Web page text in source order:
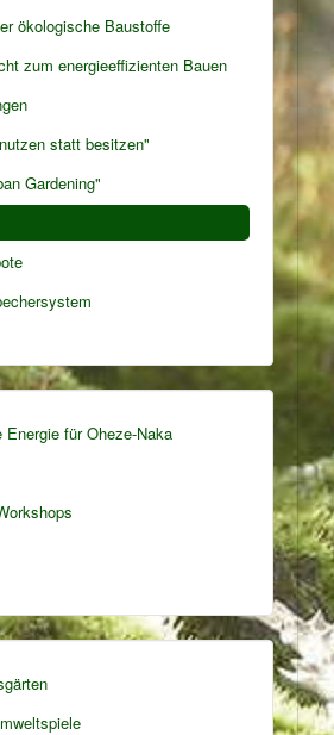
ökologische Baustoffe
zum energieeffizienten Bauen
statt besitzen"
Gardening"
Energie für Oheze-Naka